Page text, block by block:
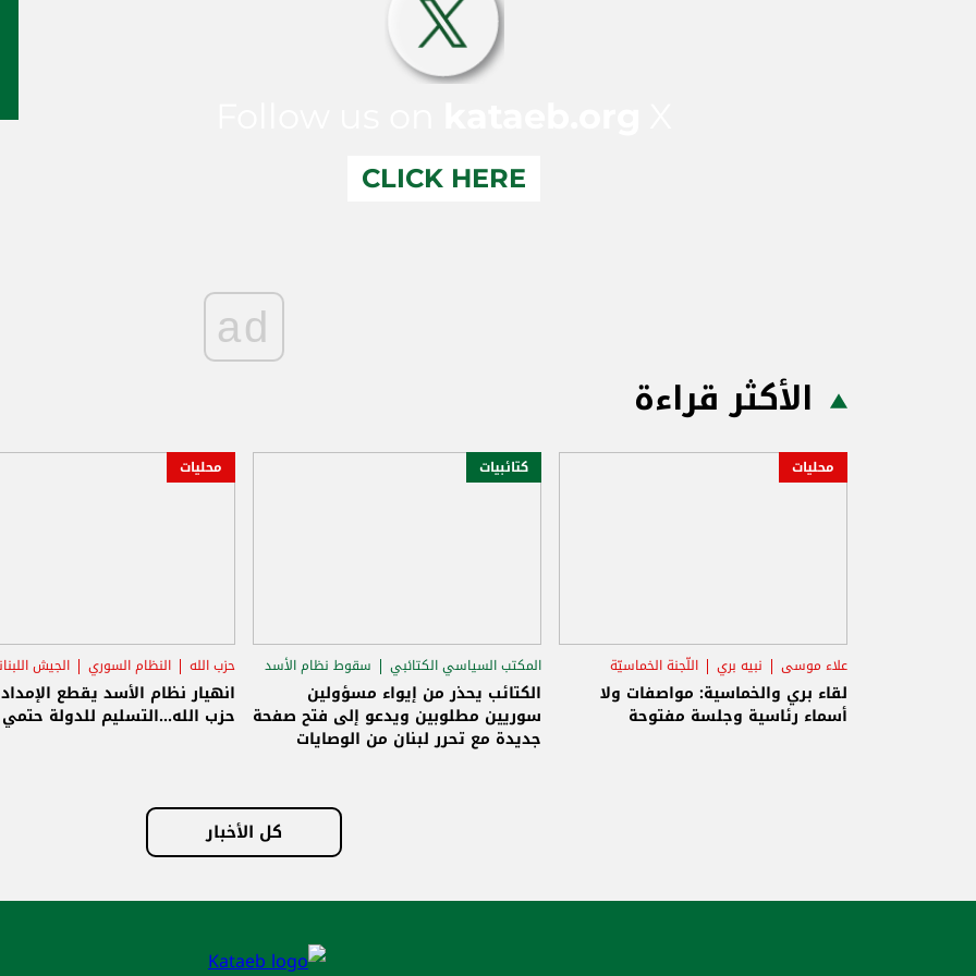
CLICK HERE
ad
الأكثر قراءة
محليات
علاء موسى نبيه بري اللّجنة الخماسيّة
لقاء بري والخماسية: مواصفات ولا
أسماء رئاسية وجلسة مفتوحة
كتائبيات
المكتب السياسي الكتائبي
سقوط نظام الأسد
الاستحقاق الرئاسي
الكتائب يحذر من إيواء مسؤولين
سوريين مطلوبين ويدعو إلى فتح صفحة
جديدة مع تحرر لبنان من الوصايات
محليات
حزب الله النظام السوري الجيش
انهيار نظام الأسد يقطع
حزب الله...التسليم للدولة حتمي
كل الأخبار